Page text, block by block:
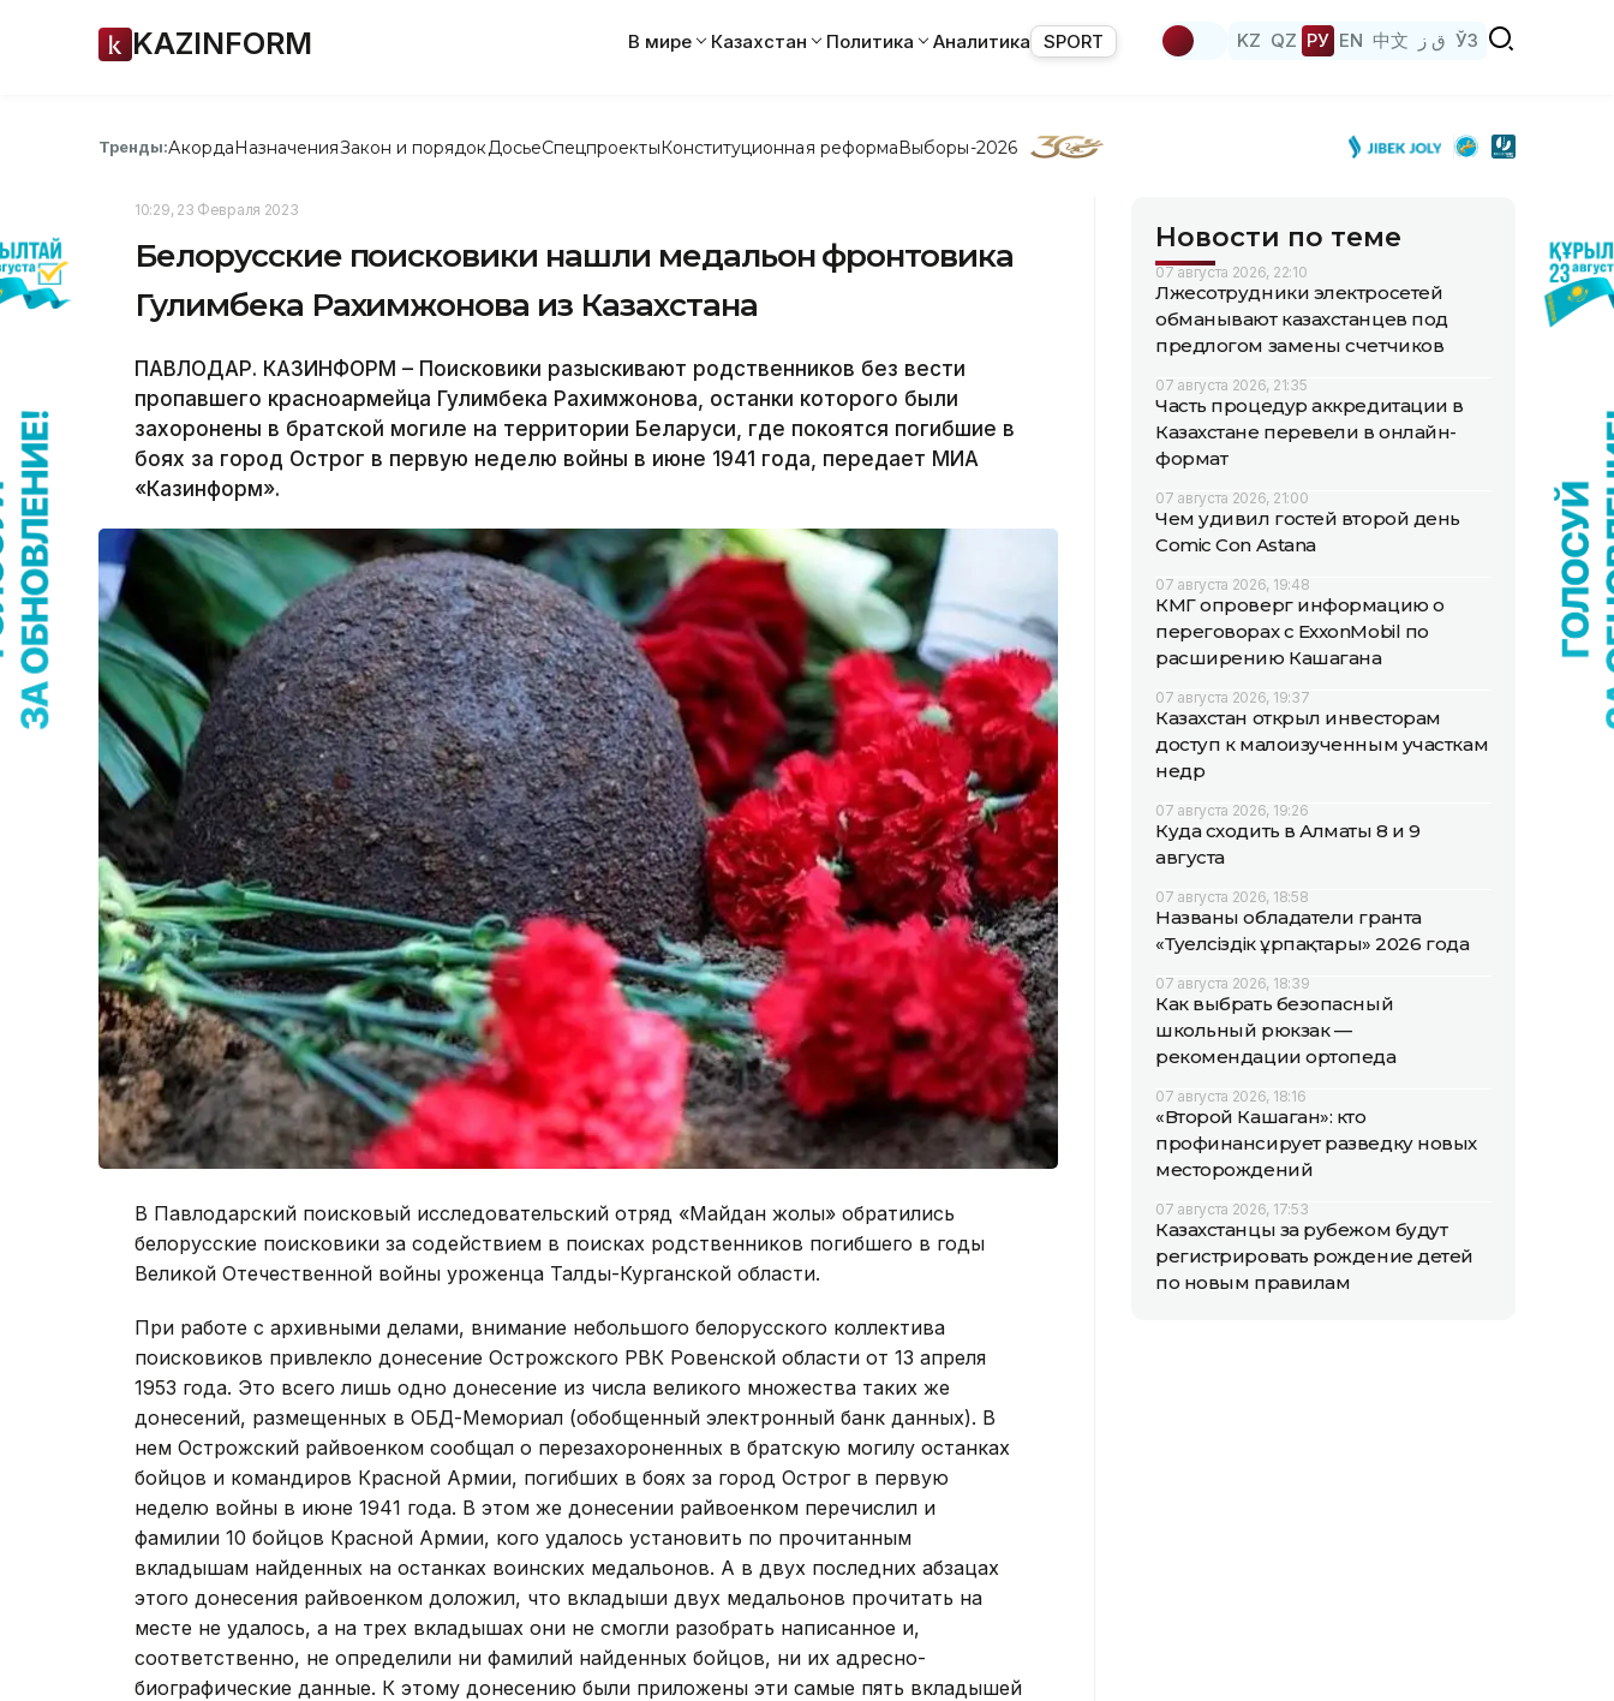
KAZINFORM В мире Казахстан Политика Аналитика SPORT KZ QZ РУ EN 中文 ق ز ЎЗ
Тренды:АкордаНазначенияЗакон и порядок ДосьеСпецпроектыКонституционная реформаВыборы-2026
10:29, 23 Февраля 2023
Белорусские поисковики нашли медальон фронтовика
Гулимбека Рахимжонова из Казахстана
ПАВЛОДАР. КАЗИНФОРМ – Поисковики разыскивают родственников без вести
пропавшего красноармейца Гулимбека Рахимжонова, останки которого были
захоронены в братской могиле на территории Беларуси, где покоятся погибшие в
боях за город Острог в первую неделю войны в июне 1941 года, передает МИА
«Казинформ».
В Павлодарский поисковый исследовательский отряд «Майдан жолы» обратились
белорусские поисковики за содействием в поисках родственников погибшего в годы
Великой Отечественной войны уроженца Талды-Курганской области.
При работе с архивными делами, внимание небольшого белорусского коллектива
поисковиков привлекло донесение Острожского РВК Ровенской области от 13 апреля
1953 года. Это всего лишь одно донесение из числа великого множества таких же
донесений, размещенных в ОБД-Мемориал (обобщенный электронный банк данных). В
нем Острожский райвоенком сообщал о перезахороненных в братскую могилу останках
бойцов и командиров Красной Армии, погибших в боях за город Острог в первую
неделю войны в июне 1941 года. В этом же донесении райвоенком перечислил и
фамилии 10 бойцов Красной Армии, кого удалось установить по прочитанным
вкладышам найденных на останках воинских медальонов. А в двух последних абзацах
этого донесения райвоенком доложил, что вкладыши двух медальонов прочитать на
месте не удалось, а на трех вкладышах они не смогли разобрать написанное и,
соответственно, не определили ни фамилий найденных бойцов, ни их адресно-
биографические данные. К этому донесению были приложены эти самые пять вкладышей
Новости по теме
07 августа 2026, 22:10
Лжесотрудники электросетей
обманывают казахстанцев под
предлогом замены счетчиков
07 августа 2026, 21:35
Часть процедур аккредитации в
Казахстане перевели в онлайн-
формат
07 августа 2026, 21:00
Чем удивил гостей второй день
Comic Con Astana
07 августа 2026, 19:48
КМГ опроверг информацию о
переговорах с ExxonMobil по
расширению Кашагана
07 августа 2026, 19:37
Казахстан открыл инвесторам
доступ к малоизученным участкам
недр
07 августа 2026, 19:26
Куда сходить в Алматы 8 и 9
августа
07 августа 2026, 18:58
Названы обладатели гранта
«Тәуелсіздік ұрпақтары» 2026 года
07 августа 2026, 18:39
Как выбрать безопасный
школьный рюкзак —
рекомендации ортопеда
07 августа 2026, 18:16
«Второй Кашаган»: кто
профинансирует разведку новых
месторождений
07 августа 2026, 17:53
Казахстанцы за рубежом будут
регистрировать рождение детей
по новым правилам